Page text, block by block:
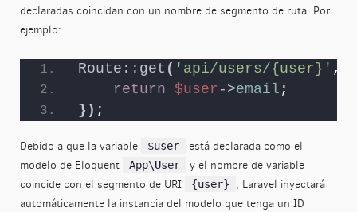
declaradas coincidan con un nombre de segmento de ruta. Por
ejemplo:
Route::get ( 'api/users/{user}' ,
return $user ->email ;
}) ;
Debido a que la variable $user
está declarada como el
modelo de Eloquent
App\User
y el nombre de variable
coincide con el segmento de URI
{user}
, Laravel inyectará
automáticamente la instancia del modelo que tenga un ID